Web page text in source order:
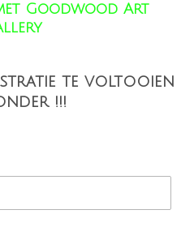
Goodwood Art
te voltooien
!!!